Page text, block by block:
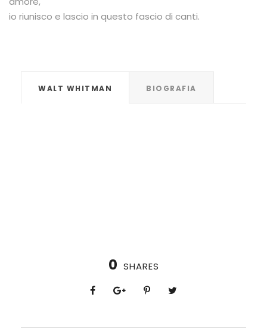
io riunisco e lascio in questo fascio di canti.
WALT WHITMAN BIOGRAFIA
0 SHARES